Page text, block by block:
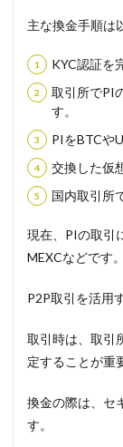
主な換金手順は
KYC認証を
取引所でPI
す。
PIをBTCや
交換した仮
国内取引所
現在、PIの取引
MEXCなどです。
P2P取引を活用
取引時は、取引
定することが重
換金の際は、セ
す。